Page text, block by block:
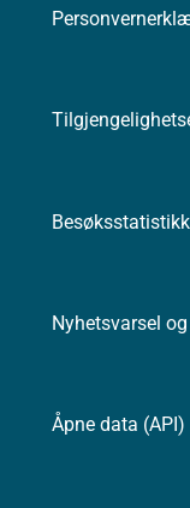
Nyhetsvarsel
Åpne data (API)